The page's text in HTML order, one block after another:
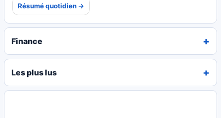
Résumé quotidien →
Finance
Les plus lus